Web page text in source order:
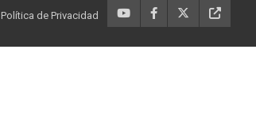
Política de Privacidad